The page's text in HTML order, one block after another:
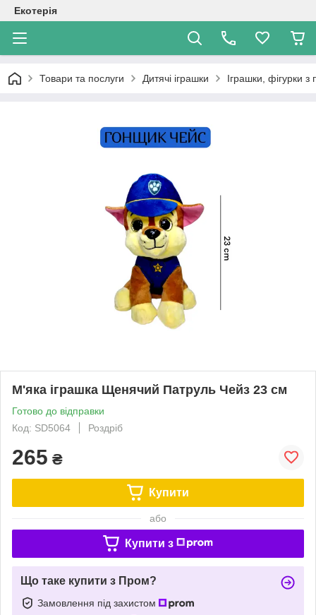
Екотерія
Товари та послуги Дитячі іграшки Іграшки, фігурки з
М'яка іграшка Щенячий Патруль Чейз 23 см
Готово до відправки
Код: SD5064
Роздріб
265 ₴
Купити
або
Купити з
Що таке купити з Пром?
Замовлення під захистом